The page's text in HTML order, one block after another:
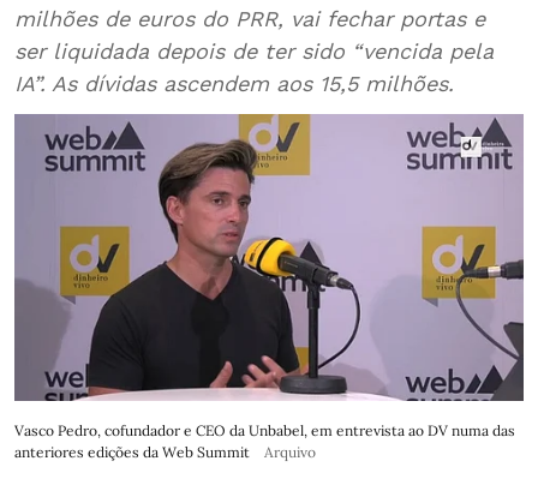
milhões de euros do PRR, vai fechar portas e
ser liquidada depois de ter sido “vencida pela
IA”. As dívidas ascendem aos 15,5 milhões.
Vasco Pedro, cofundador e CEO da Unbabel, em entrevista ao DV numa das
anteriores edições da Web Summit
Arquivo